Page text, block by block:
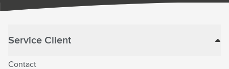
Service Client
Contact